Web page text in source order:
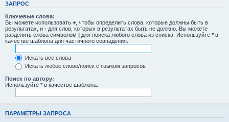
ЗАПРОС
Ключевые слова:
Вы можете использовать + , чтобы определить слова, которые должны быть в
результатах, и - для слов, которых в результатах быть не должно. Вы можете
разделить слова символом | для поиска любого слова из списка. Используйте * в
качестве шаблона для частичного совпадения.
Искать все слова
Искать любое слово/поиск с языком запросов
Поиск по автору:
Используйте * в качестве шаблона.
ПАРАМЕТРЫ ЗАПРОСА